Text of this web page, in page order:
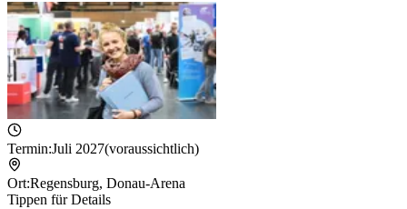
Termin:Juli 2027(voraussichtlich)
Ort:Regensburg, Donau-Arena
Tippen für Details